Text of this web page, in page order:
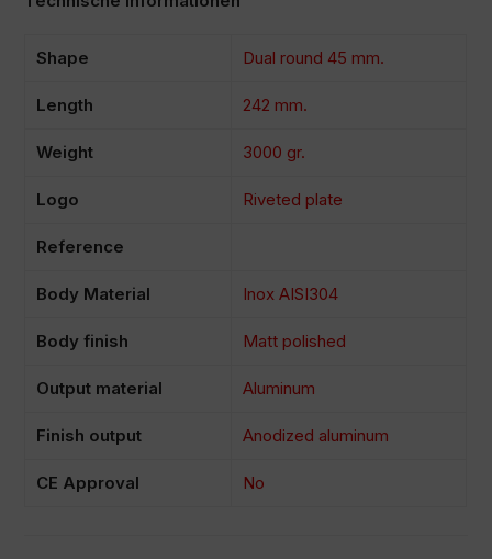
Shape Dual round 45 mm.
Length 242 mm.
Weight 3000 gr.
Logo Riveted plate
Reference
Body Material Inox AISI304
Body finish Matt polished
Output material Aluminum
Finish output Anodized aluminum
CE Approval No